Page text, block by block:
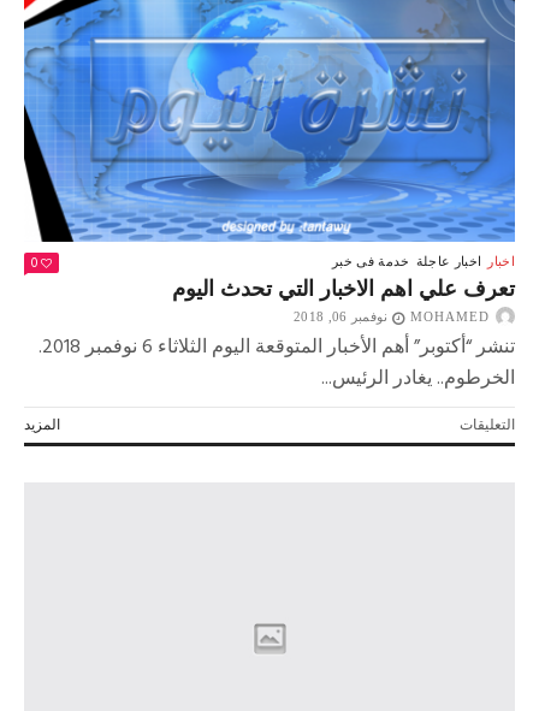
مغلقة
اخبار اخبار عاجلة خدمة فى خبر 0
تعرف علي اهم الاخبار التي تحدث اليوم
MOHAMED نوفمبر 06, 2018
تنشر “أكتوبر” أهم الأخبار المتوقعة اليوم الثلاثاء 6 نوفمبر 2018.
الخرطوم.. يغادر الرئيس...
المزيد التعليقاتعلى
تعرف